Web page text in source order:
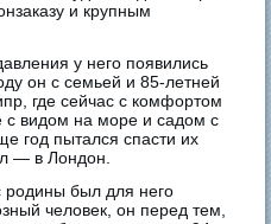
и крупным
у него появились
он с семьей и 85-летней
где сейчас с комфортом
с видом на море и садом с
год пытался спасти их
— в Лондон.
родины был для него
человек, он перед тем,